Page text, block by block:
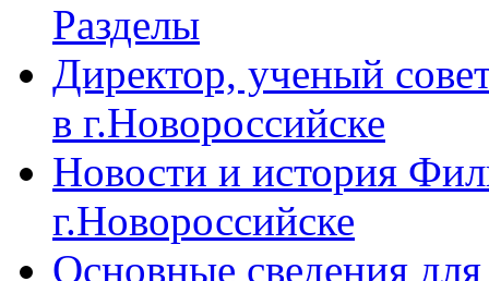
Разделы
Директор, ученый
в г.Новороссийске
Новости и история
г.Новороссийске
Основные сведения